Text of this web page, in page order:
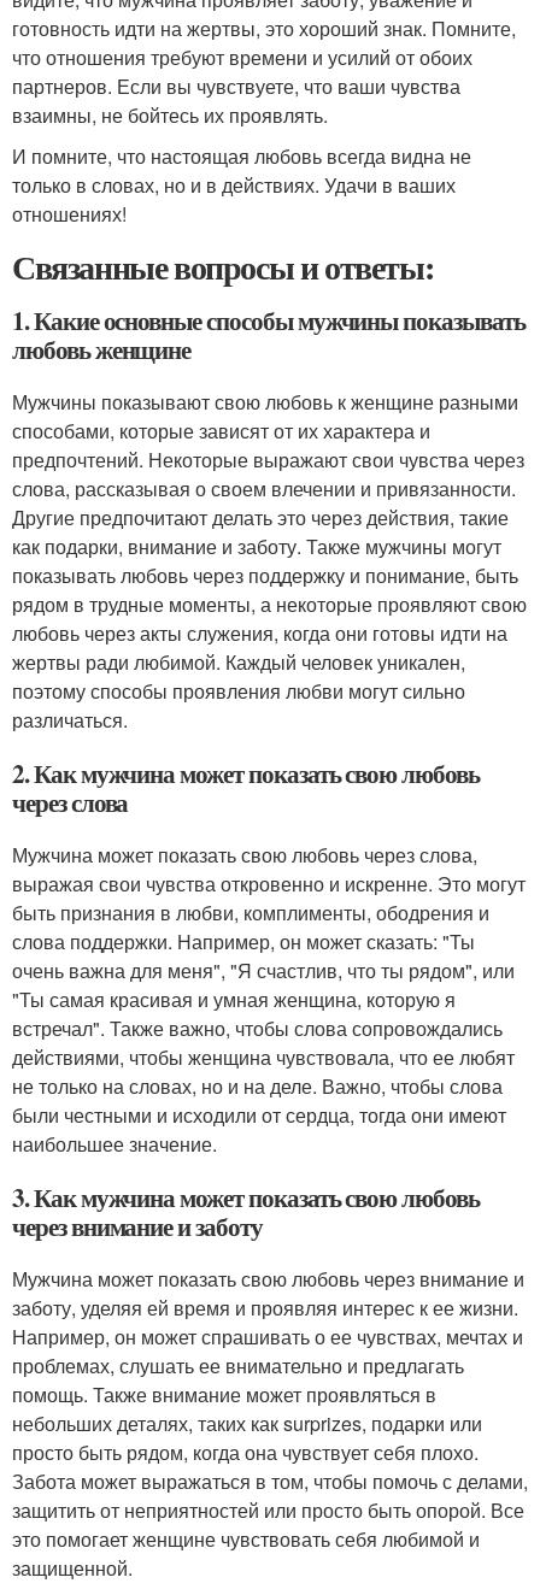
готовность идти на жертвы, это хороший знак. Помните,
что отношения требуют времени и усилий от обоих
партнеров. Если вы чувствуете, что ваши чувства
взаимны, не бойтесь их проявлять.
И помните, что настоящая любовь всегда видна не
только в словах, но и в действиях. Удачи в ваших
отношениях!
Связанные вопросы и ответы:
1. Какие основные способы мужчины показывать
любовь женщине
Мужчины показывают свою любовь к женщине разными
способами, которые зависят от их характера и
предпочтений. Некоторые выражают свои чувства через
слова, рассказывая о своем влечении и привязанности.
Другие предпочитают делать это через действия, такие
как подарки, внимание и заботу. Также мужчины могут
показывать любовь через поддержку и понимание, быть
рядом в трудные моменты, а некоторые проявляют свою
любовь через акты служения, когда они готовы идти на
жертвы ради любимой. Каждый человек уникален,
поэтому способы проявления любви могут сильно
различаться.
2. Как мужчина может показать свою любовь
через слова
Мужчина может показать свою любовь через слова,
выражая свои чувства откровенно и искренне. Это могут
быть признания в любви, комплименты, ободрения и
слова поддержки. Например, он может сказать: "Ты
очень важна для меня", "Я счастлив, что ты рядом", или
"Ты самая красивая и умная женщина, которую я
встречал". Также важно, чтобы слова сопровождались
действиями, чтобы женщина чувствовала, что ее любят
не только на словах, но и на деле. Важно, чтобы слова
были честными и исходили от сердца, тогда они имеют
наибольшее значение.
3. Как мужчина может показать свою любовь
через внимание и заботу
Мужчина может показать свою любовь через внимание и
заботу, уделяя ей время и проявляя интерес к ее жизни.
Например, он может спрашивать о ее чувствах, мечтах и
проблемах, слушать ее внимательно и предлагать
помощь. Также внимание может проявляться в
небольших деталях, таких как surprizes, подарки или
просто быть рядом, когда она чувствует себя плохо.
Забота может выражаться в том, чтобы помочь с делами,
защитить от неприятностей или просто быть опорой. Все
это помогает женщине чувствовать себя любимой и
защищенной.